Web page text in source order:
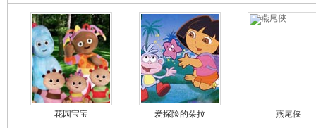
花园宝宝 爱探险的朵拉 燕尾侠